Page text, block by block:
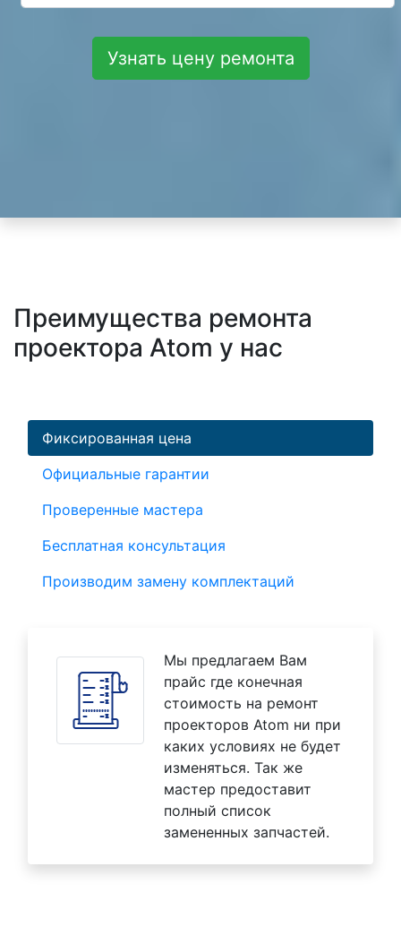
Узнать цену ремонта
Преимущества ремонта
проектора Atom у нас
Фиксированная цена
Официальные гарантии
Проверенные мастера
Бесплатная консультация
Производим замену комплектаций
Мы предлагаем Вам
прайс где конечная
стоимость на ремонт
проекторов Atom ни при
каких условиях не будет
изменяться. Так же
мастер предоставит
полный список
замененных запчастей.